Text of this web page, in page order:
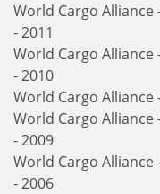
World Cargo
- 2011
World Cargo
- 2010
World Cargo Alliance
World Cargo
- 2009
World Cargo
- 2006